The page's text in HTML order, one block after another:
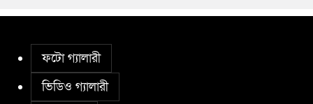
ফটো গ্যালারী
ভিডিও গ্যালারী